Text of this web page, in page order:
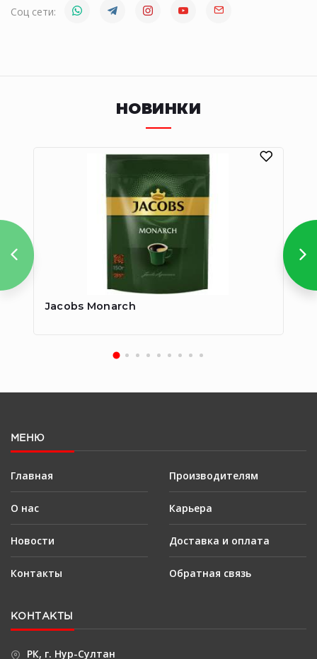
Соц сети:
НОВИНКИ
Jacobs Monarch
МЕНЮ
Главная
О нас
Новости
Контакты
Производителям
Карьера
Доставка и оплата
Обратная связь
КОНТАКТЫ
РК, г. Нур-Султан